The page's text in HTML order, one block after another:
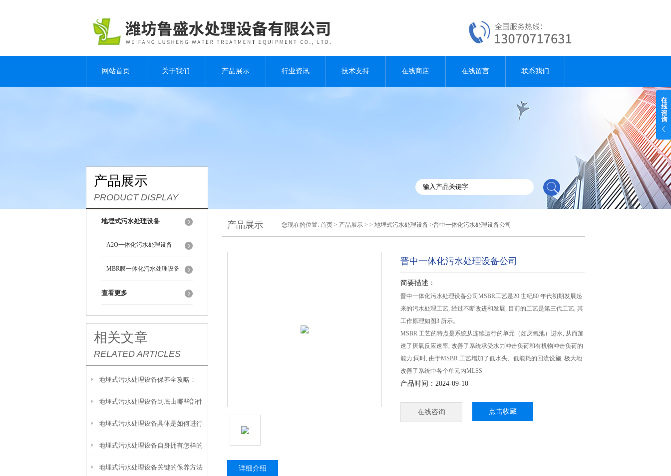
网站首页 关于我们 产品展示 行业资讯 技术支持 在线商店 在线留言 联系我们
产品展示
PRODUCT DISPLAY
地埋式污水处理设备
A2O一体化污水处理设备
MBR膜一体化污水处理设备
查看更多
相关文章
RELATED ARTICLES
地埋式污水处理设备保养全攻略：
让“地下卫士”持续高效运转
地埋式污水处理设备到底由哪些部件
撑起？核心结构一文拆解
地埋式污水处理设备具体是如何进行
安装的呢？
地埋式污水处理设备自身拥有怎样的
特点呢？
地埋式污水处理设备关键的保养方法
产品展示 您现在的位置: 首页 > 产品展示 > > 地埋式污水处理设备 >晋中一体化污水处理设备公司
晋中一体化污水处理设备公司
简要描述：
晋中一体化污水处理设备公司MSBR工艺是20 世纪80 年代初期发展起
来的污水处理工艺, 经过不断改进和发展, 目前的工艺是第三代工艺, 其
工作原理如图3 所示。
MSBR 工艺的特点是系统从连续运行的单元（如厌氧池）进水, 从而加
速了厌氧反应速率, 改善了系统承受水力冲击负荷和有机物冲击负荷的
能力;同时, 由于MSBR 工艺增加了低水头、低能耗的回流设施, 极大地
改善了系统中各个单元内MLSS
产品时间：2024-09-10
在线咨询 点击收藏
详细介绍